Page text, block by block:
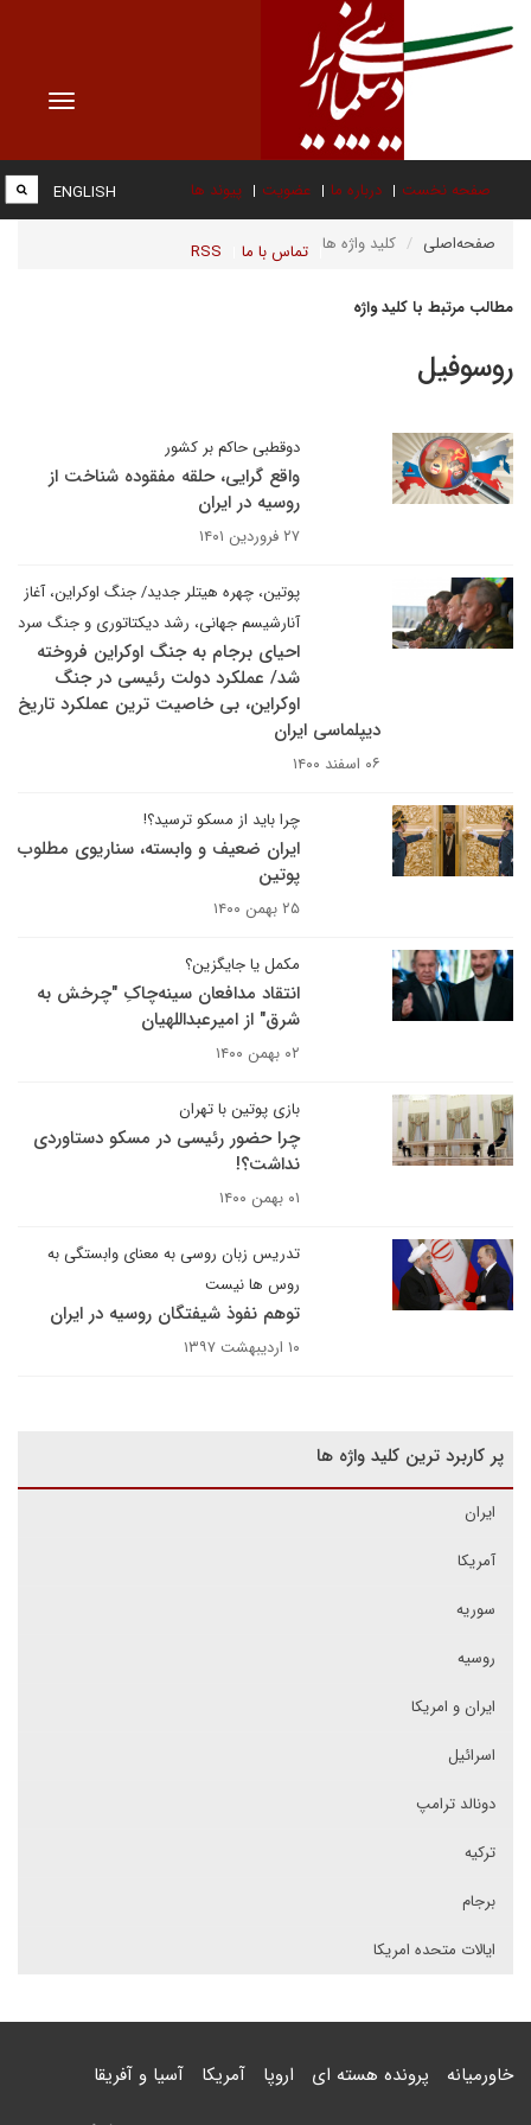
Toggle
صفحه نخست درباره ما عضویت پیوند ها
تماس با ما RSS
ENGLISH
صفحه‌اصلی کلید واژه ها
مطالب مرتبط با کلید واژه
روسوفیل
دوقطبی حاکم بر کشور
واقع گرایی، حلقه مفقوده شناخت از
روسیه در ایران
۲۷ فروردین ۱۴۰۱
پوتین، چهره هیتلر جدید/ جنگ اوکراین، آغاز
آنارشیسم جهانی، رشد دیکتاتوری و جنگ سرد
احیای برجام به جنگ اوکراین فروخته
شد/ عملکرد دولت رئیسی در جنگ
اوکراین، بی خاصیت ترین عملکرد تاریخ
دیپلماسی ایران
۰۶ اسفند ۱۴۰۰
چرا باید از مسکو ترسید؟!
ایران ضعیف و وابسته، سناریوی مطلوب
پوتین
۲۵ بهمن ۱۴۰۰
مکمل یا جایگزین؟
انتقاد مدافعان سینه‌چاکِ "چرخش به
شرق" از امیرعبداللهیان
۰۲ بهمن ۱۴۰۰
بازی پوتین با تهران
چرا حضور رئیسی در مسکو دستاوردی
نداشت؟!
۰۱ بهمن ۱۴۰۰
تدریس زبان روسی به معنای وابستگی به
روس ها نیست
توهم نفوذ شیفتگان روسیه در ایران
۱۰ اردیبهشت ۱۳۹۷
پر کاربرد ترین کلید واژه ها
ایران
آمریکا
سوریه
روسیه
ایران و امریکا
اسرائیل
دونالد ترامپ
ترکیه
برجام
ایالات متحده امریکا
خاورمیانه پرونده هسته ای اروپا آمریکا آسیا و آفریقا